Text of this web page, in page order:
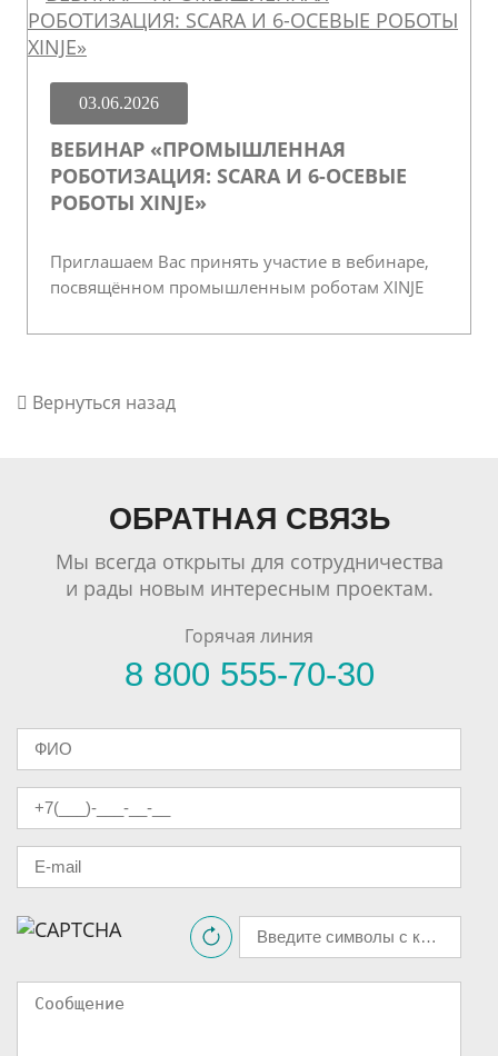
03.06.2026
ВЕБИНАР «ПРОМЫШЛЕННАЯ
РОБОТИЗАЦИЯ: SCARA И 6-ОСЕВЫЕ
РОБОТЫ XINJE»
Приглашаем Вас принять участие в вебинаре,
посвящённом промышленным роботам XINJE
Вернуться назад
ОБРАТНАЯ СВЯЗЬ
Мы всегда открыты для сотрудничества
и рады новым интересным проектам.
Горячая линия
8 800 555-70-30